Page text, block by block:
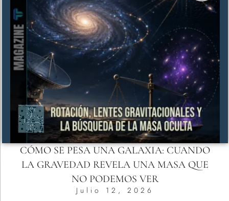
CÓMO SE PESA UNA GALAXIA: CUANDO
LA GRAVEDAD REVELA UNA MASA QUE
NO PODEMOS VER
Julio 12, 2026